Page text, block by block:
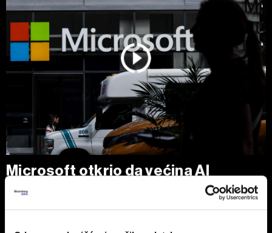
Microsoft otkrio da većina AI
prihoda dolazi od OpenAI-ja
OpenAI je u prethodnoj fiskalnoj godini doneo Microsoftu
24,1 milijardu dolara prihoda, što predstavlja oko 70 odsto